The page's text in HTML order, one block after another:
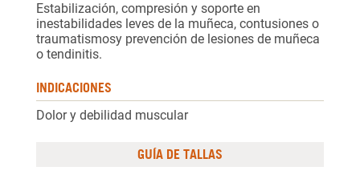
Estabilización, compresión y soporte en
inestabilidades leves de la muñeca, contusiones o
traumatismosy prevención de lesiones de muñeca
o tendinitis.
INDICACIONES
Dolor y debilidad muscular
GUÍA DE TALLAS